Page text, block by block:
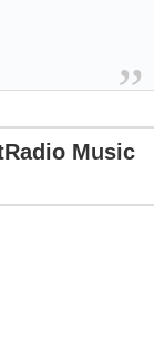
Music